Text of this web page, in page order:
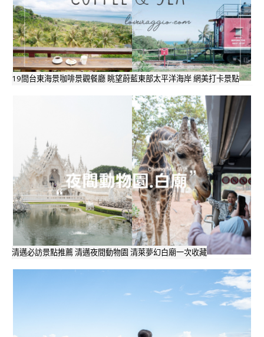
19間台東海景咖啡景觀餐廳 眺望蔚藍東部太平洋海岸 網美打卡景點
清邁必訪景點推薦 清邁夜間動物園 清萊夢幻白廟一次收藏